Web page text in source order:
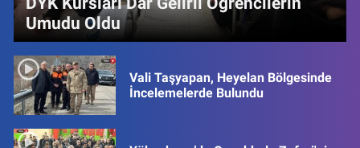
Umudu Oldu
Vali Taşyapan, Heyelan Bölgesinde
İncelemelerde Bulundu